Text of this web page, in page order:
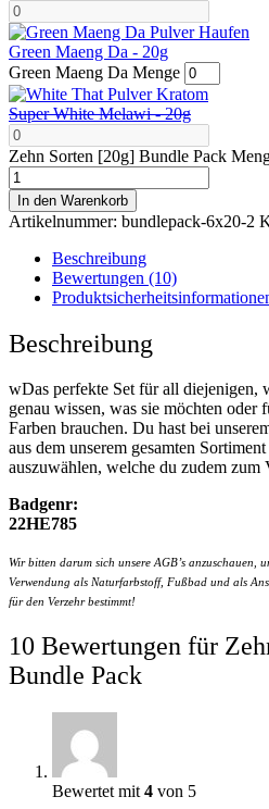
Green Maeng Da - 20g
Green Maeng Da Menge
Super White Melawi - 20g
Zehn Sorten [20g] Bundle Pack
In den Warenkorb
Artikelnummer: bundlepack-6x20-2
Beschreibung
Bewertungen (10)
Beschreibung
wDas perfekte Set für all diejenigen,
genau wissen, was sie möchten oder
Farben brauchen. Du hast bei
aus dem unserem gesamten
auszuwählen, welche du zudem zum
Badgenr:
22HE785
Wir bitten darum sich unsere AGB’s anzuschauen,
Verwendung als Naturfarbstoff, Fußbad und als
für den Verzehr bestimmt!
10 Bewertungen für
Bundle Pack
Bewertet mit 4 von 5